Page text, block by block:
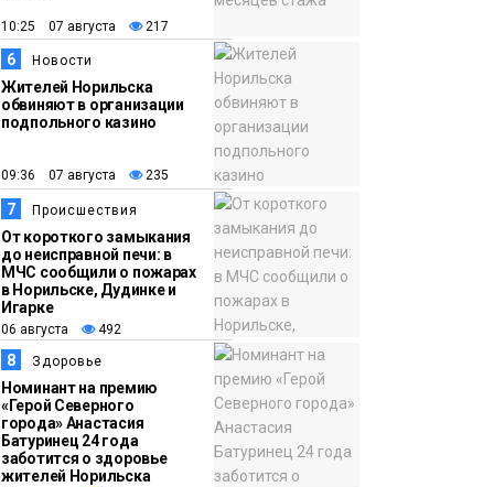
10:25 07 августа 217
6 Новости
Жителей Норильска
обвиняют в организации
подпольного казино
09:36 07 августа 235
7 Происшествия
От короткого замыкания
до неисправной печи: в
МЧС сообщили о пожарах
в Норильске, Дудинке и
Игарке
06 августа 492
8 Здоровье
Номинант на премию
«Герой Северного
города» Анастасия
Батуринец 24 года
заботится о здоровье
жителей Норильска